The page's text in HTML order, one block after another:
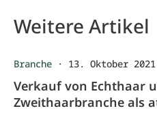
Weitere Artikel
Branche · 13. Oktober 2021
Verkauf von Echthaar
Zweithaarbranche als